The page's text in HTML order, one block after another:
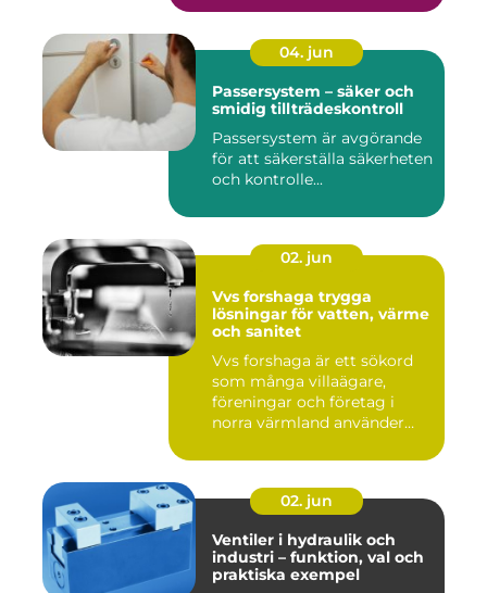
04. jun
Passersystem – säker och
smidig tillträdeskontroll
Passersystem är avgörande
för att säkerställa säkerheten
och kontrolle...
02. jun
Vvs forshaga trygga
lösningar för vatten, värme
och sanitet
Vvs forshaga är ett sökord
som många villaägare,
föreningar och företag i
norra värmland använder
02. jun
Ventiler i hydraulik och
industri – funktion, val och
praktiska exempel